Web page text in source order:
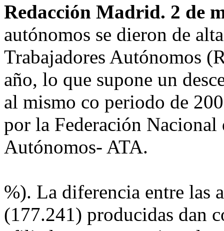
Redacción Madrid. 2 de
autónomos se dieron de
Trabajadores Autónomos
año, lo que supone un
al mismo co periodo de
por la Federación Nacional
Autónomos- ATA.
%). La diferencia entre las
(177.241) producidas dan